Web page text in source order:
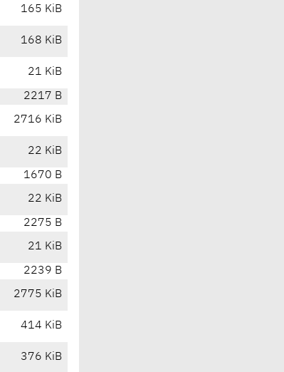
165 KiB
168 KiB
21 KiB
2217 B
2716 KiB
22 KiB
1670 B
22 KiB
2275 B
21 KiB
2239 B
2775 KiB
414 KiB
376 KiB